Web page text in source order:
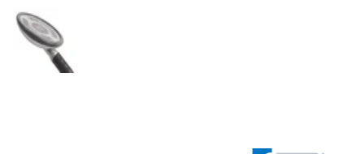
Matériel de
protection
essentiel
Académie
Mobilier
clinique